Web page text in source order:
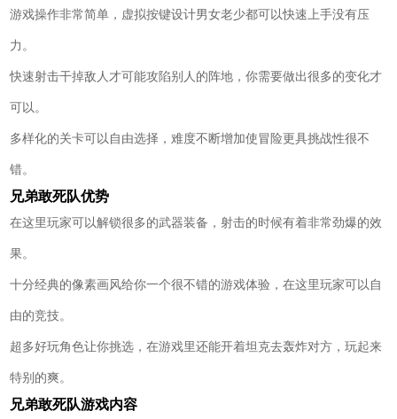
游戏操作非常简单，虚拟按键设计男女老少都可以快速上手没有压
力。
快速射击干掉敌人才可能攻陷别人的阵地，你需要做出很多的变化才
可以。
多样化的关卡可以自由选择，难度不断增加使冒险更具挑战性很不
错。
兄弟敢死队优势
在这里玩家可以解锁很多的武器装备，射击的时候有着非常劲爆的效
果。
十分经典的像素画风给你一个很不错的游戏体验，在这里玩家可以自
由的竞技。
超多好玩角色让你挑选，在游戏里还能开着坦克去轰炸对方，玩起来
特别的爽。
兄弟敢死队游戏内容